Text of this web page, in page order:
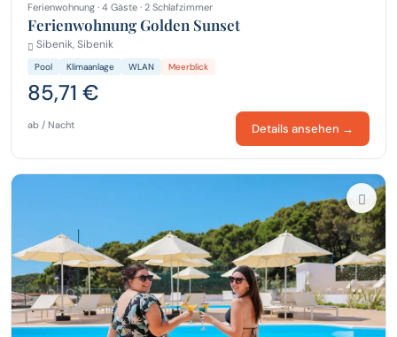
Ferienwohnung · 4 Gäste · 2 Schlafzimmer
Ferienwohnung Golden Sunset
Sibenik, Sibenik
Pool Klimaanlage WLAN Meerblick
85,71 €
ab / Nacht Details ansehen →